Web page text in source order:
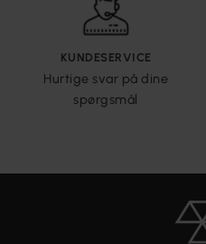
KUNDESERVICE
Hurtige svar på dine
spørgsmål